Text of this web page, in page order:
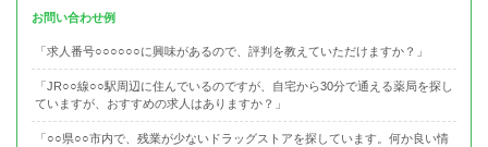
お問い合わせ例
「求人番号○○○○○○に興味があるので、評判を教えていただけますか？」
「JR○○線○○駅周辺に住んでいるのですが、自宅から30分で通える薬局を探し
ていますが、おすすめの求人はありますか？」
「○○県○○市内で、残業が少ないドラッグストアを探しています。何か良い情